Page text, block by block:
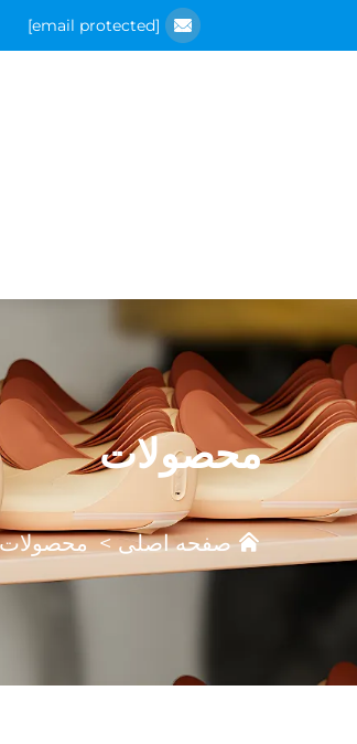
[email protected]
محصولات
صفحه اصلی>محصولات